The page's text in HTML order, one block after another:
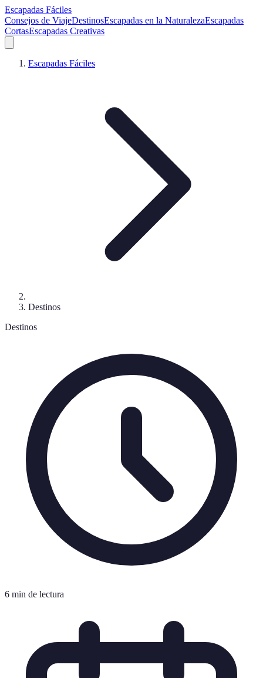
Escapadas Fáciles
Consejos de ViajeDestinosEscapadas en la NaturalezaEscapadas
CortasEscapadas Creativas
Escapadas Fáciles
Destinos
Destinos
6 min de lectura